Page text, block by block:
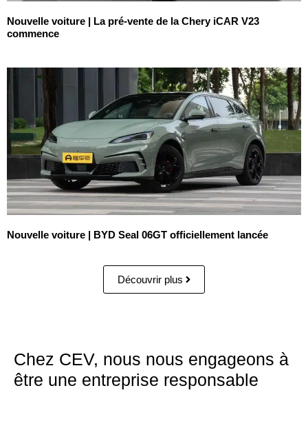
Nouvelle voiture | La pré-vente de la Chery iCAR V23
commence
Nouvelle voiture | BYD Seal 06GT officiellement lancée
Découvrir plus
Chez CEV, nous nous engageons à
être une entreprise responsable